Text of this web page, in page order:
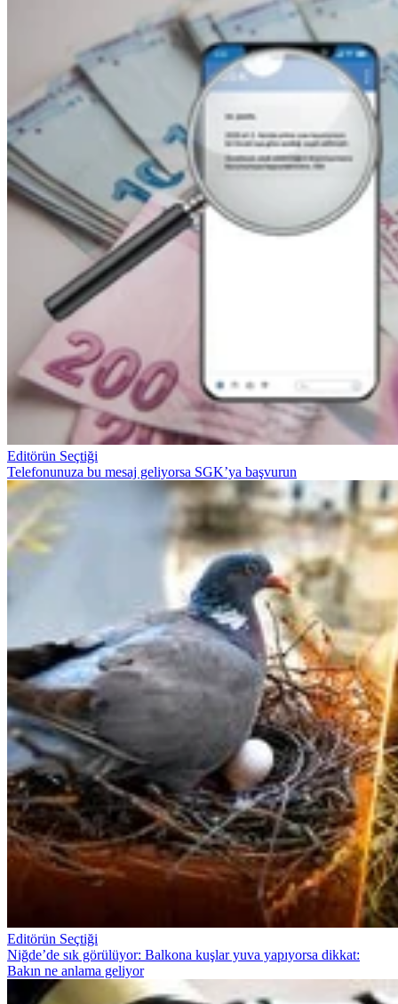
Editörün Seçtiği
Telefonunuza bu mesaj geliyorsa SGK’ya başvurun
Editörün Seçtiği
Niğde’de sık görülüyor: Balkona kuşlar yuva yapıyorsa dikkat:
Bakın ne anlama geliyor